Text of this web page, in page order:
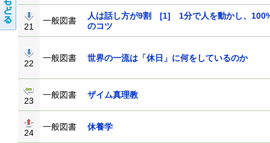
21
一般図書
人は話し方が9割 [1] 1分で人を動かし、
のコツ
22
一般図書 世界の一流は「休日」に何をしているの
23
一般図書 ザイム真理教
24
一般図書 休養学